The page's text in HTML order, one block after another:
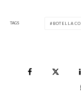
TAGS BOTELLA